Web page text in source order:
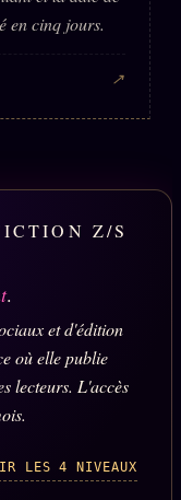
en cinq jours.
↗
Z/S
.
et d'édition
où elle publie
lecteurs. L'accès
LES 4 NIVEAUX